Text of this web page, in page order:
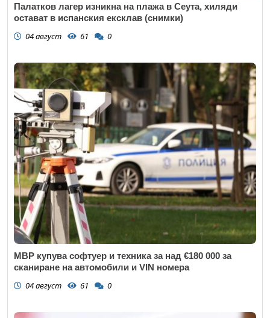
Палатков лагер изникна на плажа в Сеута, хиляди
остават в испанския ексклав (снимки)
04 август 61 0
МВР купува софтуер и техника за над €180 000 за
сканиране на автомобили и VIN номера
04 август 61 0